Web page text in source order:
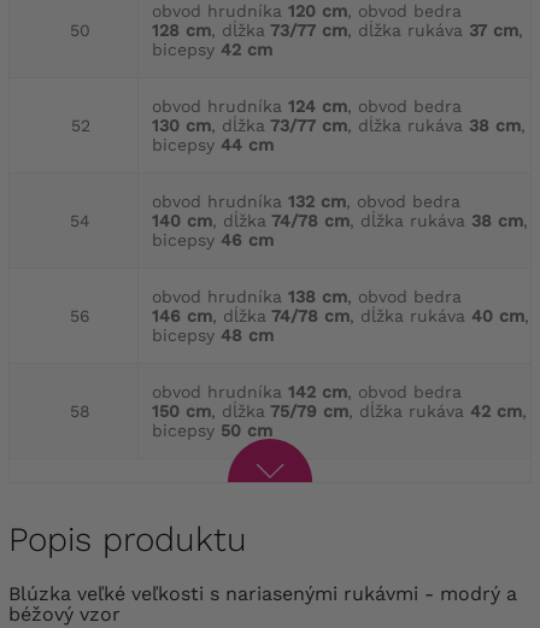
50
obvod hrudníka 120 cm, obvod bedra
128 cm, dĺžka 73/77 cm, dĺžka rukáva 37 cm,
bicepsy 42 cm
52
obvod hrudníka 124 cm, obvod bedra
130 cm, dĺžka 73/77 cm, dĺžka rukáva 38 cm,
bicepsy 44 cm
54
obvod hrudníka 132 cm, obvod bedra
140 cm, dĺžka 74/78 cm, dĺžka rukáva 38 cm,
bicepsy 46 cm
56
obvod hrudníka 138 cm, obvod bedra
146 cm, dĺžka 74/78 cm, dĺžka rukáva 40 cm,
bicepsy 48 cm
58
obvod hrudníka 142 cm, obvod bedra
150 cm, dĺžka 75/79 cm, dĺžka rukáva 42 cm,
bicepsy 50 cm
Popis produktu
blúzka veľké veľkosti s nariasenými rukávmi - modrý a
béžový vzor